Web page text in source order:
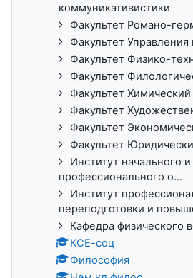
коммуникативистики
Факультет Романо-
Факультет Управления
Факультет Физико-
Факультет
Факультет Химический
Факультет
Факультет
Факультет
Институт начального
профессионального о...
Институт
переподготовки и
Кафедра физического
КСЕ-соц
Философия